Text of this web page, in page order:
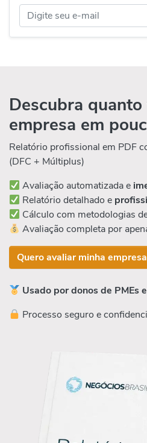
Descubra quanto
empresa em
Relatório profissional em PDF
(DFC + Múltiplus)
Avaliação automatizada e
Relatório detalhado e
Cálculo com metodologias
Avaliação completa por
Quero avaliar minha
Usado por donos de PMEs
Processo seguro e